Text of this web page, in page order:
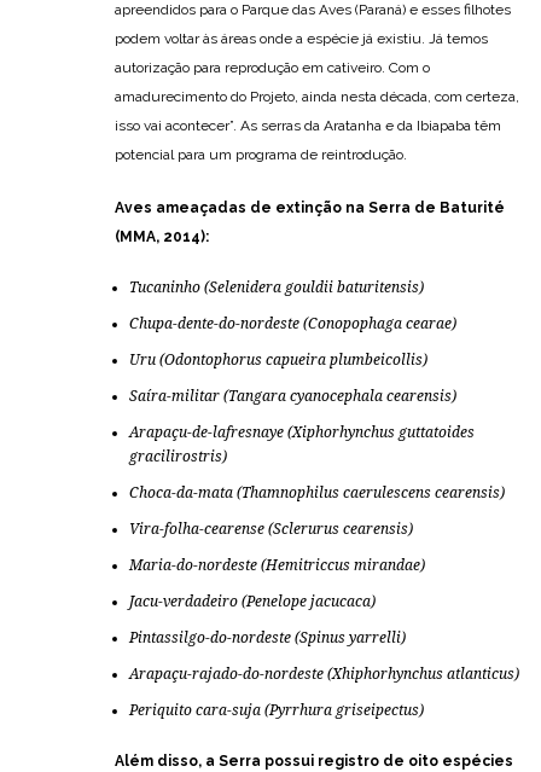
apreendidos para o Parque das Aves (Paraná) e esses filhotes
podem voltar às áreas onde a espécie já existiu. Já temos
autorização para reprodução em cativeiro. Com o
amadurecimento do Projeto, ainda nesta década, com certeza,
isso vai acontecer”. As serras da Aratanha e da Ibiapaba têm
potencial para um programa de reintrodução.
Aves ameaçadas de extinção na Serra de Baturité
(MMA, 2014):
Tucaninho (Selenidera gouldii baturitensis)
Chupa-dente-do-nordeste (Conopophaga cearae)
Uru (Odontophorus capueira plumbeicollis)
Saíra-militar (Tangara cyanocephala cearensis)
Arapaçu-de-lafresnaye (Xiphorhynchus guttatoides
gracilirostris)
Choca-da-mata (Thamnophilus caerulescens cearensis)
Vira-folha-cearense (Sclerurus cearensis)
Maria-do-nordeste (Hemitriccus mirandae)
Jacu-verdadeiro (Penelope jacucaca)
Pintassilgo-do-nordeste (Spinus yarrelli)
Arapaçu-rajado-do-nordeste (Xhiphorhynchus atlanticus)
Periquito cara-suja (Pyrrhura griseipectus)
Além disso, a Serra possui registro de oito espécies